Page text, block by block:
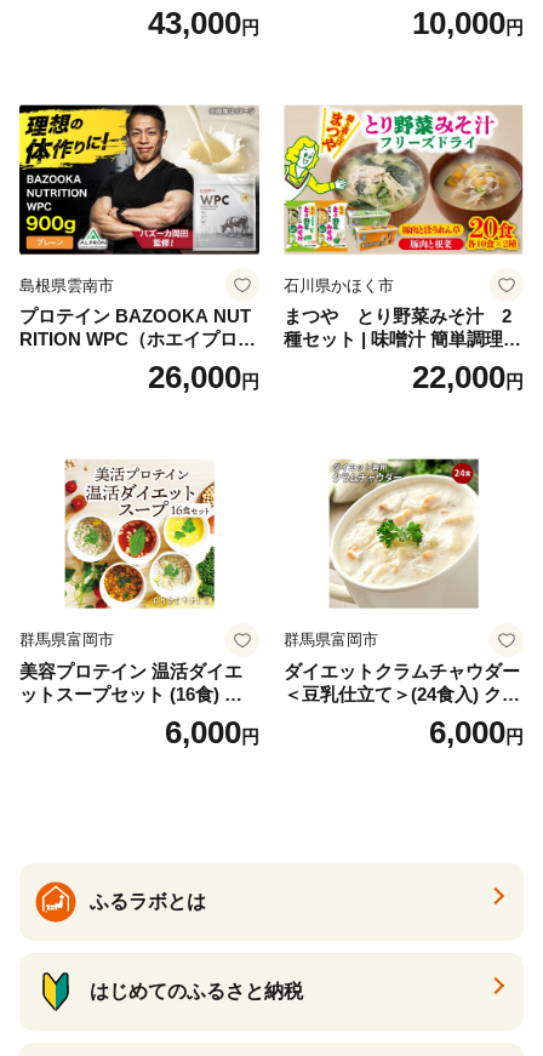
寸 3段重 2～3人前 おせち料
理 重箱 お正月 冷凍おせち 縁
ち 本格おせち おせち予約 年
末 年始 お取り寄せ 新春 贅沢
おせち こだわりおせち 惣菜
老舗おせち ふるさと納税お
せち 御節 お節料理 正月 調理
不要 おせち料理2027
43,000円
かず お酒 おつまみ ギフト キ
ャンプ アウトドア キャンプ
10,000円
島根県雲南市
プロテイン BAZOOKA NUT
RITION WPC（ホエイプロテ
イン）＜プレーン＞ 900g｜
バズーカ岡田監修・植物由来
ロン [AIEN005]
26,000円
石川県かほく市
まつや とり野菜みそ汁 2
種セット | 味噌汁 簡単調理
お味噌 おみそ みそ とり野菜
時短料理 時短ごはん ご当地
22,000円
群馬県富岡市
美容プロテイン 温活ダイエ
ットスープセット (16食) 小
分け スープ 食べ比べ セット
詰合せ クラムチャウダー チ
6,000円
群馬県富岡市
ダイエットクラムチャウダー
＜豆乳仕立て＞(24食入) クラ
ムチャウダー 豆乳 ダイエッ
ト スープ プロテイン たんぱ
6,000円
ふるラボとは
はじめてのふるさと納税